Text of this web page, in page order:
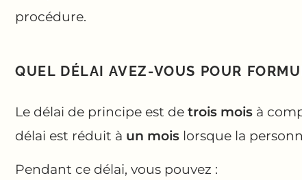
procédure.
QUEL DÉLAI AVEZ-VOUS POUR
Le délai de principe est de trois mois à
délai est réduit à un mois lorsque la
Pendant ce délai, vous pouvez :